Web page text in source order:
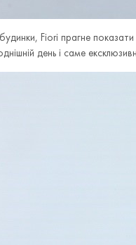
Fiori прагне
день і саме